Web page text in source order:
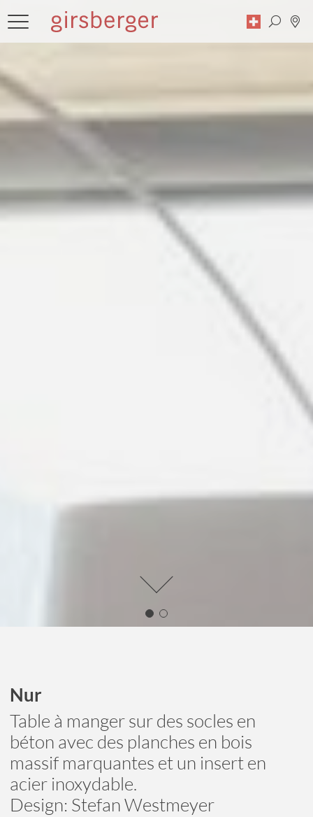
Recherche
Nur
Table à manger sur des socles en
béton avec des planches en bois
massif marquantes et un insert en
acier inoxydable.
Design: Stefan Westmeyer